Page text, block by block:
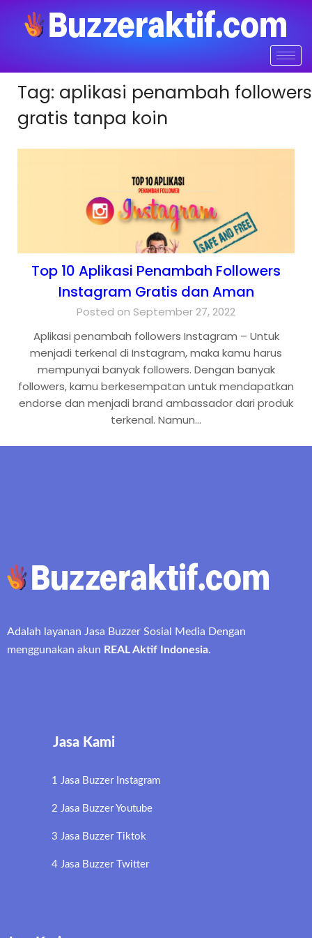
Tag: aplikasi penambah followers
gratis tanpa koin
Top 10 Aplikasi Penambah Followers
Instagram Gratis dan Aman
Posted on September 27, 2022
Aplikasi penambah followers Instagram – Untuk
menjadi terkenal di Instagram, maka kamu harus
mempunyai banyak followers. Dengan banyak
followers, kamu berkesempatan untuk mendapatkan
endorse dan menjadi brand ambassador dari produk
terkenal. Namun…
Adalah layanan Jasa Buzzer Sosial Media Dengan
menggunakan akun REAL Aktif Indonesia.
Jasa Kami
1 Jasa Buzzer Instagram
2 Jasa Buzzer Youtube
3 Jasa Buzzer Tiktok
4 Jasa Buzzer Twitter